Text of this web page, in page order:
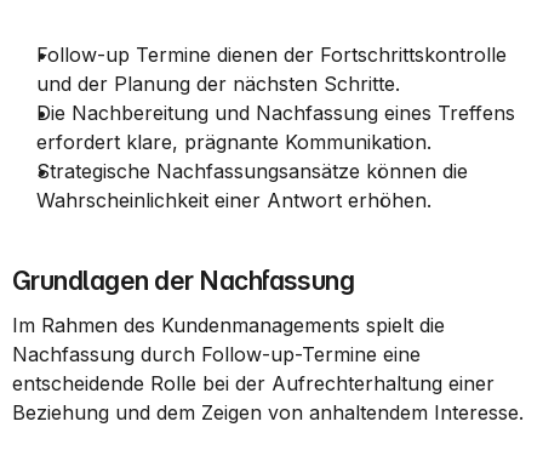
Follow-up Termine dienen der Fortschrittskontrolle
und der Planung der nächsten Schritte.
Die Nachbereitung und Nachfassung eines Treffens
erfordert klare, prägnante Kommunikation.
Strategische Nachfassungsansätze können die
Wahrscheinlichkeit einer Antwort erhöhen.
Grundlagen der Nachfassung
Im Rahmen des Kundenmanagements spielt die
Nachfassung durch Follow-up-Termine eine
entscheidende Rolle bei der Aufrechterhaltung einer
Beziehung und dem Zeigen von anhaltendem Interesse.